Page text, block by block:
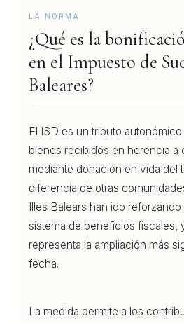
LA NORMA
¿Qué es la
en el Impuesto de
Baleares?
El ISD es un tributo
bienes recibidos en herencia a
mediante donación en vida del
diferencia de otras
Illes Balears han ido
sistema de beneficios fiscales,
representa la ampliación más
fecha.
La medida permite a los